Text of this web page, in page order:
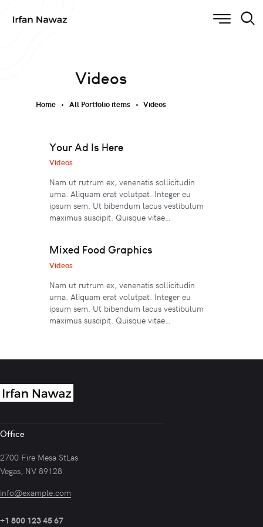
Videos
Home All Portfolio items Videos
Your Ad Is Here
Videos
Nam ut rutrum ex, venenatis sollicitudin
urna. Aliquam erat volutpat. Integer eu
ipsum sem. Ut bibendum lacus vestibulum
maximus suscipit. Quisque vitae…
Mixed Food Graphics
Videos
Nam ut rutrum ex, venenatis sollicitudin
urna. Aliquam erat volutpat. Integer eu
ipsum sem. Ut bibendum lacus vestibulum
maximus suscipit. Quisque vitae…
Office
2700 Fire Mesa StLas
Vegas, NV 89128
info@example.com
+1 800 123 45 67